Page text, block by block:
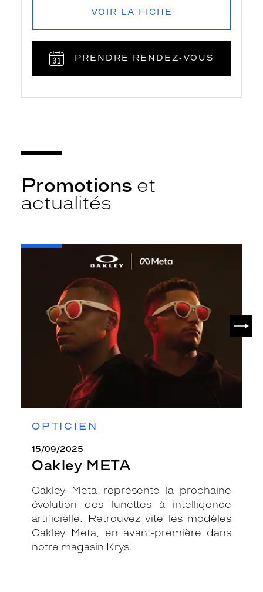
VOIR LA FICHE
PRENDRE RENDEZ‑VOUS
Promotions et
actualités
OPTICIEN
15/09/2025
Oakley META
Oakley Meta représente la prochaine
évolution des lunettes à intelligence
artificielle. Retrouvez vite les modèles
Oakley Meta, en avant-première dans
notre magasin Krys.
-